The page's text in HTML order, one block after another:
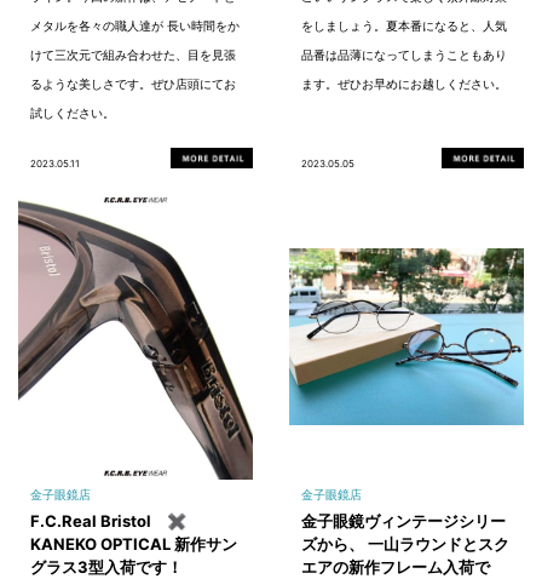
メタルを各々の職人達が 長い時間をか
けて三次元で組み合わせた、目を見張
るような美しさです。ぜひ店頭にてお
試しください。
2023.05.11
をしましょう。夏本番になると、人気
品番は品薄になってしまうこともあり
ます。ぜひお早めにお越しください。
2023.05.05
金子眼鏡店
F.C.Real Bristol ✖
KANEKO OPTICAL 新作サン
グラス3型入荷です！
金子眼鏡店
金子眼鏡ヴィンテージシリー
ズから、 一山ラウンドとスク
エアの新作フレーム入荷で